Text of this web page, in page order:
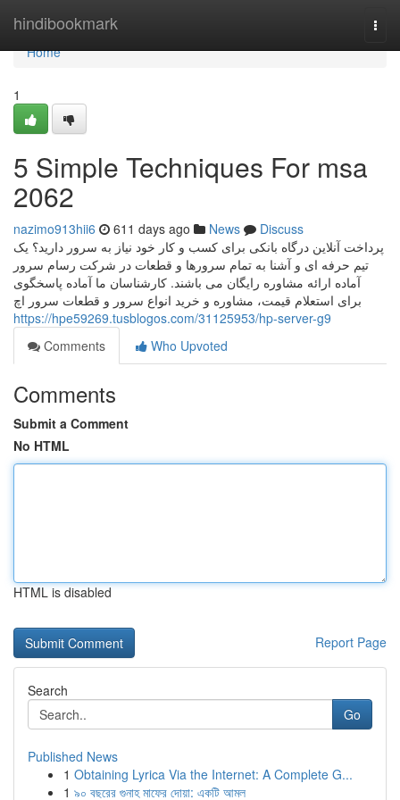
hindibookmark
Home
Home
1
5 Simple Techniques For msa
2062
nazimo913hii6 611 days ago News
Discuss
پرداخت آنلاین درگاه بانکی برای کسب و کار خود نیاز به سرور دارید؟ یک
تیم حرفه ای و آشنا به تمام سرورها و قطعات در شرکت رسام سرور
آماده ارائه مشاوره رایگان می باشند. کارشناسان ما آماده پاسخگوی
برای استعلام قیمت، مشاوره و خرید انواع سرور و قطعات سرور اچ
https://hpe59269.tusblogos.com/31125953/hp-server-g9
Comments
Who Upvoted
Comments
Submit a Comment
No HTML
HTML is disabled
Report Page
Search
Go
Published News
1 Obtaining Lyrica Via the Internet: A Complete G...
1 ৯০ বছরের গুনাহ মাফের দোয়া: একটি আমল